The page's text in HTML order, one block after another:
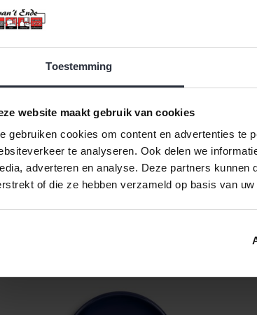
Toestemming
website maakt gebruik van cookies
gebruiken cookies om content en advertenties te
te analyseren. Ook delen we
adverteren en analyse. Deze partners
of die ze hebben verzameld op basis van
producten